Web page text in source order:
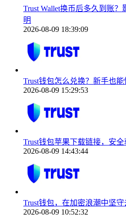
Trust Wallet换币后多久到账
明
2026-08-09 18:39:09
Trust钱包怎么兑换？新手也
2026-08-09 15:29:53
Trust钱包苹果下载链接，安
2026-08-09 14:43:44
Trust钱包，在加密浪潮中坚
2026-08-09 10:52:32